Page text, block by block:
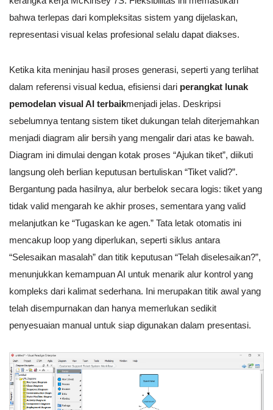
bahwa terlepas dari kompleksitas sistem yang dijelaskan,
representasi visual kelas profesional selalu dapat diakses.
Ketika kita meninjau hasil proses generasi, seperti yang terlihat
dalam referensi visual kedua, efisiensi dari perangkat lunak
pemodelan visual AI terbaikmenjadi jelas. Deskripsi
sebelumnya tentang sistem tiket dukungan telah diterjemahkan
menjadi diagram alir bersih yang mengalir dari atas ke bawah.
Diagram ini dimulai dengan kotak proses “Ajukan tiket”, diikuti
langsung oleh berlian keputusan bertuliskan “Tiket valid?”.
Bergantung pada hasilnya, alur berbelok secara logis: tiket yang
tidak valid mengarah ke akhir proses, sementara yang valid
melanjutkan ke “Tugaskan ke agen.” Tata letak otomatis ini
mencakup loop yang diperlukan, seperti siklus antara
“Selesaikan masalah” dan titik keputusan “Telah diselesaikan?”,
menunjukkan kemampuan AI untuk menarik alur kontrol yang
kompleks dari kalimat sederhana. Ini merupakan titik awal yang
telah disempurnakan dan hanya memerlukan sedikit
penyesuaian manual untuk siap digunakan dalam presentasi.